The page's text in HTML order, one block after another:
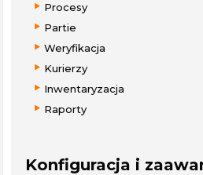
Procesy
Partie
Weryfikacja
Kurierzy
Inwentaryzacja
Raporty
Konfiguracja i